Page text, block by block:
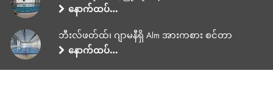
နောက်ထပ်…
ဘီးလ်ဖတ်ထ်၊ ဂျာမနီရှိ Alm အားကစား စင်တာ
နောက်ထပ်…